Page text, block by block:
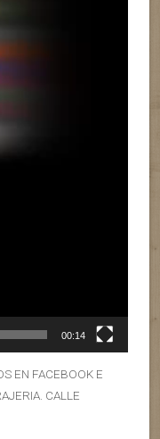
00:14
EN FACEBOOK E
CALLE